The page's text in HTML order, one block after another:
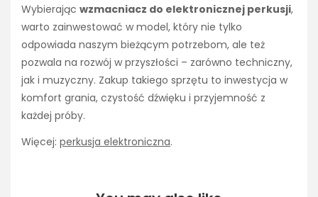
Wybierając wzmacniacz do elektronicznej perkusji,
warto zainwestować w model, który nie tylko
odpowiada naszym bieżącym potrzebom, ale też
pozwala na rozwój w przyszłości – zarówno techniczny,
jak i muzyczny. Zakup takiego sprzętu to inwestycja w
komfort grania, czystość dźwięku i przyjemność z
każdej próby.
Więcej: perkusja elektroniczna.